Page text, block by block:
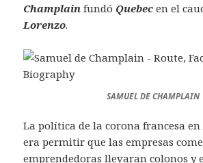
Champlain fundó Quebec en el
Lorenzo.
SAMUEL DE CHAMPLAIN
La política de la corona francesa en
era permitir que las empresas
emprendedoras llevaran colonos y